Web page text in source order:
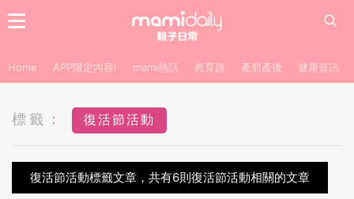
Home APP限定內容! mami熱話 教育路 產前產後 健康資訊
標籤： 復活節活動
復活節活動標籤文章，共有6則復活節活動相關的文章